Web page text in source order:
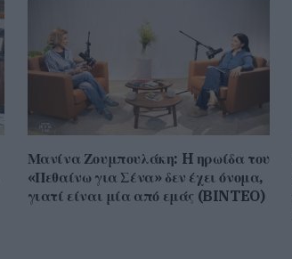
Μανίνα Ζουμπουλάκη: H ηρωίδα του
«Πεθαίνω για Σένα» δεν έχει όνομα,
γιατί είναι μία από εμάς (BINTEO)